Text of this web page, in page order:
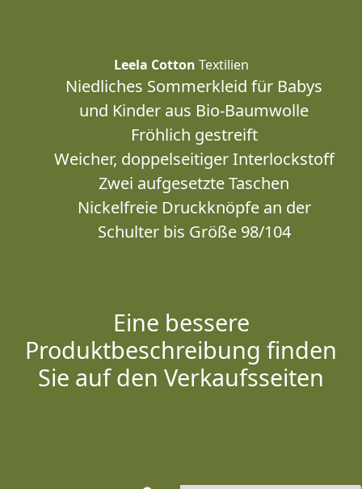
Leela Cotton Textilien
Niedliches Sommerkleid für Babys
und Kinder aus Bio-Baumwolle
Fröhlich gestreift
Weicher, doppelseitiger Interlockstoff
Zwei aufgesetzte Taschen
Nickelfreie Druckknöpfe an der
Schulter bis Größe 98/104
Eine bessere
Produktbeschreibung finden
Sie auf den Verkaufsseiten